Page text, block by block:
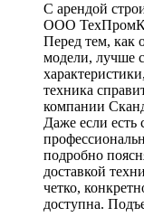
С арендой
ООО
Перед тем, как
модели, лучше
техника
компании
Даже если есть
подробно
доставкой
четко,
доступна.